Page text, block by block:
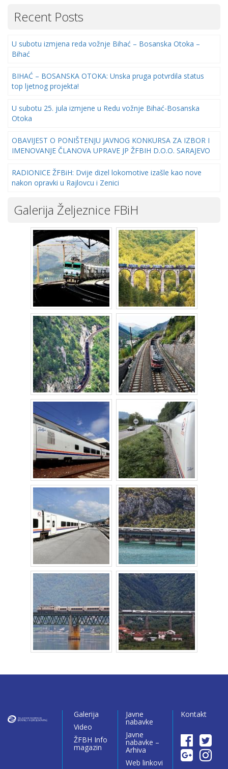
Recent Posts
U subotu izmjena reda vožnje Bihać – Bosanska Otoka –
Bihać
BIHAĆ – BOSANSKA OTOKA: Unska pruga potvrdila status
top ljetnog projekta!
U subotu 25. jula izmjene u Redu vožnje Bihać-Bosanska
Otoka
OBAVIJEST O PONIŠTENJU JAVNOG KONKURSA ZA IZBOR I
IMENOVANJE ČLANOVA UPRAVE JP ŽFBIH D.O.O. SARAJEVO
RADIONICE ŽFBiH: Dvije dizel lokomotive izašle kao nove
nakon opravki u Rajlovcu i Zenici
Galerija Željeznice FBiH
Galerija
Video
ŽFBH Info
magazin
Javne
nabavke
Javne
nabavke –
Arhiva
Web linkovi
Kontakt